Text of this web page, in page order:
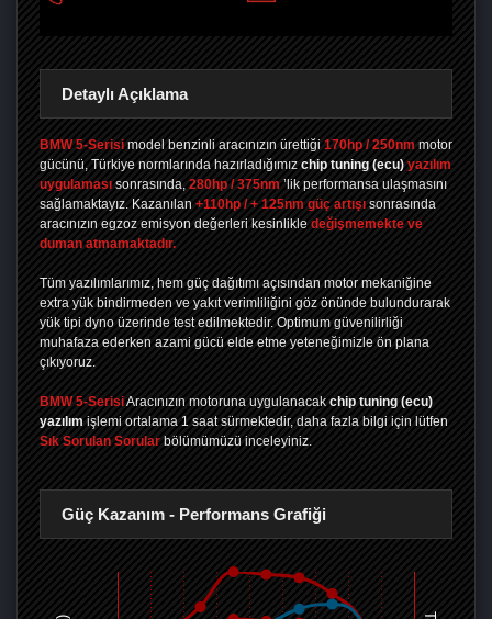
Detaylı Açıklama
BMW 5-Serisi model benzinli aracınızın ürettiği 170hp / 250nm motor
gücünü, Türkiye normlarında hazırladığımız chip tuning (ecu) yazılım
uygulaması sonrasında, 280hp / 375nm ’lik performansa ulaşmasını
sağlamaktayız. Kazanılan +110hp / + 125nm güç artışı sonrasında
aracınızın egzoz emisyon değerleri kesinlikle değişmemekte ve
duman atmamaktadır.
Tüm yazılımlarımız, hem güç dağıtımı açısından motor mekaniğine
extra yük bindirmeden ve yakıt verimliliğini göz önünde bulundurarak
yük tipi dyno üzerinde test edilmektedir. Optimum güvenilirliği
muhafaza ederken azami gücü elde etme yeteneğimizle ön plana
çıkıyoruz.
BMW 5-SerisiAracınızın motoruna uygulanacak chip tuning (ecu)
yazılım işlemi ortalama 1 saat sürmektedir, daha fazla bilgi için lütfen
Sık Sorulan Sorular bölümümüzü inceleyiniz.
Güç Kazanım - Performans Grafiği